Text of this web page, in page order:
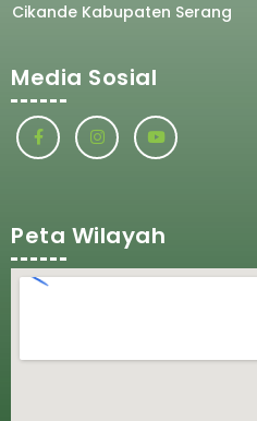
Cikande Kabupaten Serang
Media Sosial
Peta Wilayah